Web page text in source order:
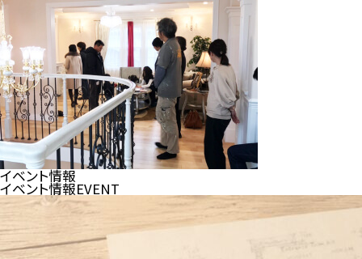
イベント情報
イベント情報EVENT